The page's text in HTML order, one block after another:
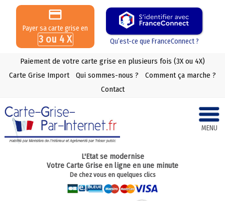
Payer sa carte grise en
3 ou 4 X Qu’est-ce que FranceConnect ?
Paiement de votre carte grise en plusieurs fois (3X ou 4X)
Carte Grise Import
Qui sommes-nous ?
Comment ça marche ?
Contact
MENU
L'Etat se modernise
Votre Carte Grise en ligne en une minute
De chez vous en quelques clics